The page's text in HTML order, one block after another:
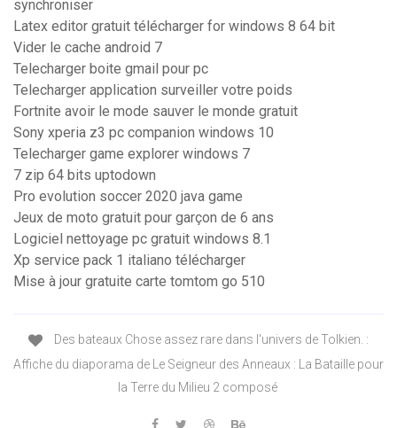
synchroniser
Latex editor gratuit télécharger for windows 8 64 bit
Vider le cache android 7
Telecharger boite gmail pour pc
Telecharger application surveiller votre poids
Fortnite avoir le mode sauver le monde gratuit
Sony xperia z3 pc companion windows 10
Telecharger game explorer windows 7
7 zip 64 bits uptodown
Pro evolution soccer 2020 java game
Jeux de moto gratuit pour garçon de 6 ans
Logiciel nettoyage pc gratuit windows 8.1
Xp service pack 1 italiano télécharger
Mise à jour gratuite carte tomtom go 510
Des bateaux Chose assez rare dans l'univers de Tolkien. :
Affiche du diaporama de Le Seigneur des Anneaux : La Bataille pour
la Terre du Milieu 2 composé